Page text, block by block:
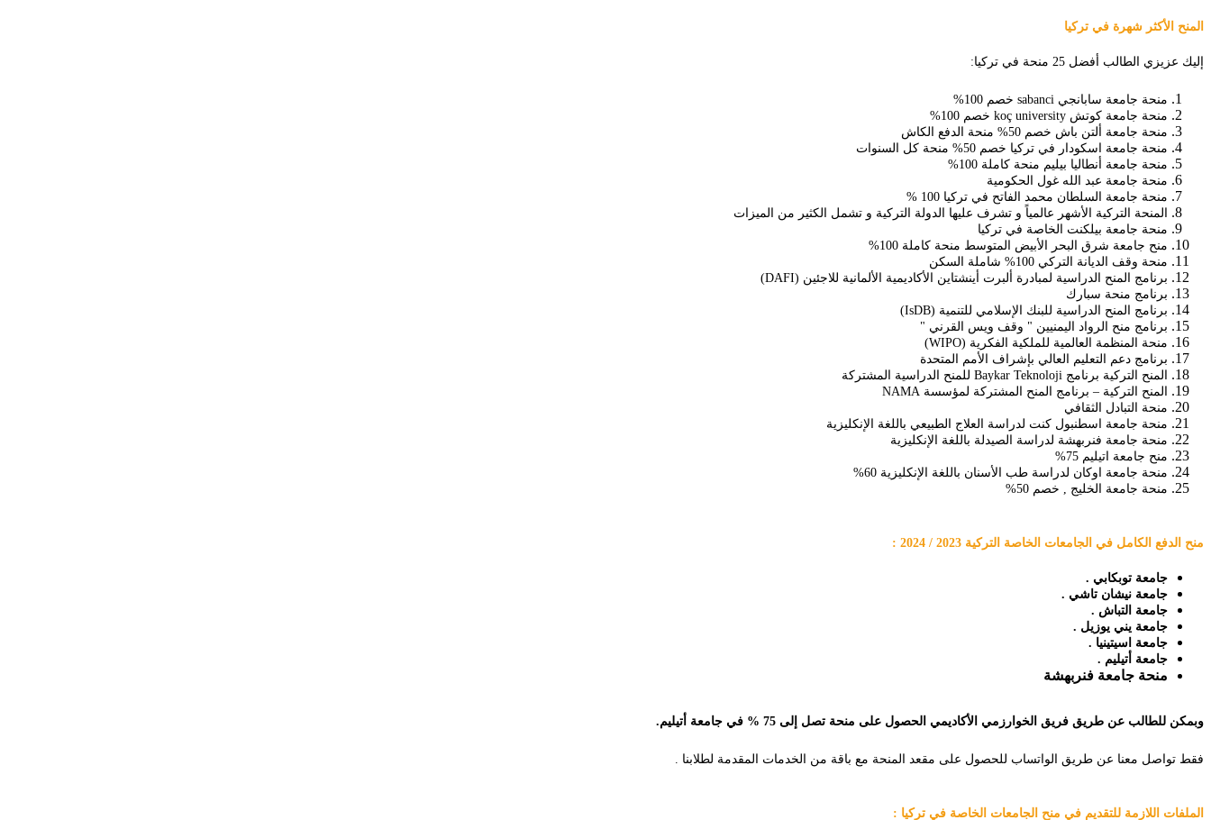
المنح الأكثر شهرة في تركيا
إليك عزيزي الطالب أفضل 25 منحة في تركيا:
منحة جامعة سابانجي sabanci خصم 100%
منحة جامعة كوتش koç university خصم 100%
منحة جامعة ألتن باش خصم 50% منحة الدفع الكاش
منحة جامعة اسكودار في تركيا خصم 50% منحة كل السنوات
منحة جامعة أنطاليا بيليم منحة كاملة 100%
منحة جامعة عبد الله غول الحكومية
منحة جامعة السلطان محمد الفاتح في تركيا 100 %
المنحة التركية الأشهر عالمياً و تشرف عليها الدولة التركية و تشمل الكثير من الميزات
منحة جامعة بيلكنت الخاصة في تركيا
منح جامعة شرق البحر الأبيض المتوسط منحة كاملة 100%
منحة وقف الديانة التركي 100% شاملة السكن
برنامج المنح الدراسية لمبادرة ألبرت أينشتاين الأكاديمية الألمانية للاجئين (DAFI)
برنامج منحة سبارك
برنامج المنح الدراسية للبنك الإسلامي للتنمية (IsDB)
برنامج منح الرواد اليمنيين " وقف ويس القرني "
منحة المنظمة العالمية للملكية الفكرية (WIPO)
برنامج دعم التعليم العالي بإشراف الأمم المتحدة
المنح التركية برنامج Baykar Teknoloji للمنح الدراسية المشتركة
المنح التركية – برنامج المنح المشتركة لمؤسسة NAMA
منحة التبادل الثقافي
منحة جامعة اسطنبول كنت لدراسة العلاج الطبيعي باللغة الإنكليزية
منحة جامعة فنربهشة لدراسة الصيدلة باللغة الإنكليزية
منح جامعة اتيليم 75%
منحة جامعة اوكان لدراسة طب الأسنان باللغة الإنكليزية 60%
منحة جامعة الخليج , خصم 50%
منح الدفع الكامل في الجامعات الخاصة التركية 2023 / 2024 :
جامعة توبكابي .
جامعة نيشان تاشي .
جامعة التباش .
جامعة يني يوزيل .
جامعة اسيتينيا .
جامعة أتيليم .
منحة جامعة فنربهشة
وبمكن للطالب عن طريق فريق الخوارزمي الأكاديمي الحصول على منحة تصل إلى 75 % في جامعة أتيليم.
فقط تواصل معنا عن طريق الواتساب للحصول على مقعد المنحة مع باقة من الخدمات المقدمة لطلابنا .
الملفات اللازمة للتقديم في منح الجامعات الخاصة في تركيا :